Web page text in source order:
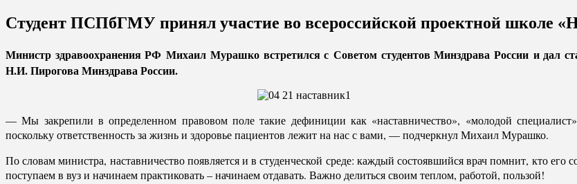
Студент ПСПбГМУ принял участие во всероссийской проектной школе
Министр здравоохранения РФ Михаил Мурашко встретился с Советом студентов Минздрава России и дал
Н.И. Пирогова Минздрава России.
— Мы закрепили в определенном правовом поле такие дефиниции как «наставничество», «молодой
поскольку ответственность за жизнь и здоровье пациентов лежит на нас с вами, — подчеркнул Михаил Мурашко.
По словам министра, наставничество появляется и в студенческой среде: каждый состоявшийся врач помнит, кто
поступаем в вуз и начинаем практиковать – начинаем отдавать. Важно делиться своим теплом, работой, пользой!